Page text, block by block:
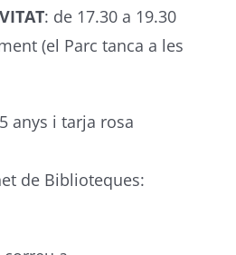
: de 17.30 a 19.30
(el Parc tanca a les
anys i tarja rosa
de Biblioteques: